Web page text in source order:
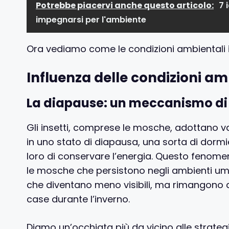
Potrebbe piacervi anche questo articolo: 7
impegnarsi per l'ambiente
Ora vediamo come le condizioni
Influenza delle condizioni
La diapause: un meccanismo
Gli insetti, comprese le mosche, adottano
in uno stato di diapausa, una sorta di
loro di conservare l’energia. Questo
le mosche che persistono negli ambienti
che diventano meno visibili, ma
case durante l’inverno.